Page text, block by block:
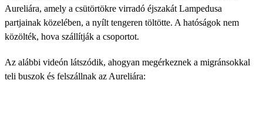
Aureliára, amely a csütörtökre virradó éjszakát Lampedusa
partjainak közelében, a nyílt tengeren töltötte. A hatóságok nem
közölték, hova szállítják a csoportot.
Az alábbi videón látszódik, ahogyan megérkeznek a migránsokkal
teli buszok és felszállnak az Aureliára: